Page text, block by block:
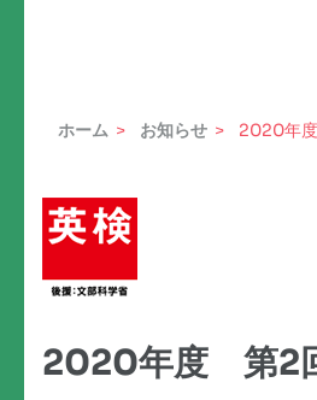
(Enter
ホーム > お知らせ >
2020年
2020年度 第2